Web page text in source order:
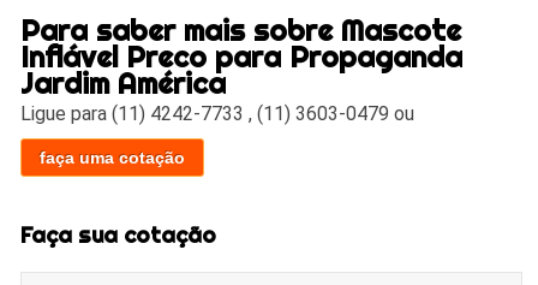
Para saber mais sobre Mascote
Inflável Preco para Propaganda
Jardim América
Ligue para(11) 4242-7733 ,(11) 3603-0479 ou
faça uma cotação
Faça sua cotação